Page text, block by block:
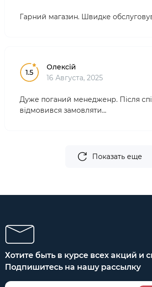
Гарний магазин. Швидке
1.5
Олексій
16 Августа, 2025
Дуже поганий менедженр. Після
відмовився замовляти...
Показать еще
Хотите быть в курсе всех акций и
Подпишитесь на нашу рассылку